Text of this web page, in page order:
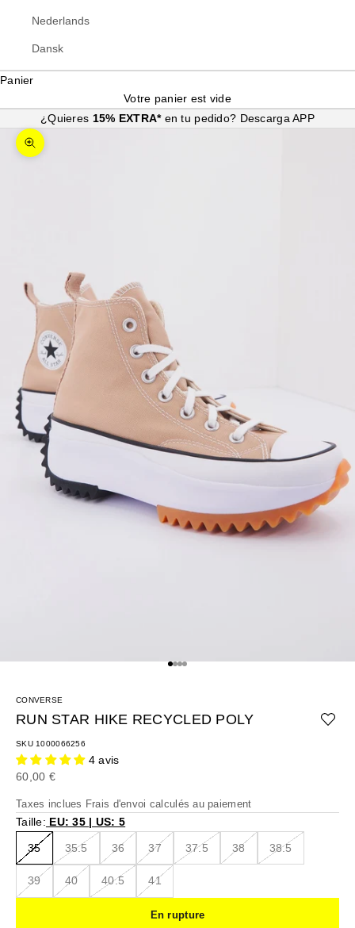
Nederlands
Dansk
Panier
Votre panier est vide
¿Quieres 15% EXTRA* en tu pedido? Descarga APP
Zoomer sur l'image
Aller à l'élément 1
Aller à l'élément 2
Aller à l'élément 3
Aller à l'élément 4
CONVERSE
RUN STAR HIKE RECYCLED POLY
SKU 1000066256
4 avis
Prix de vente
60,00 €
Taxes inclues Frais d'envoi calculés au paiement
Taille: EU: 35 | US: 5
35 35.5 36 37 37.5 38 38.5
39 40 40.5 41
En rupture